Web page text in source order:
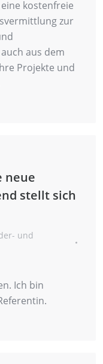
kostenfreie
zur
aus dem
Projekte und
neue
stellt sich
und
Ich bin